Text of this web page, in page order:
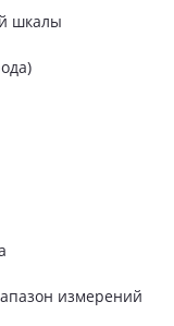
шкалы
измерений